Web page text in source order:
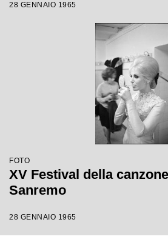
28 GENNAIO 1965
FOTO
XV Festival della
Sanremo
28 GENNAIO 1965